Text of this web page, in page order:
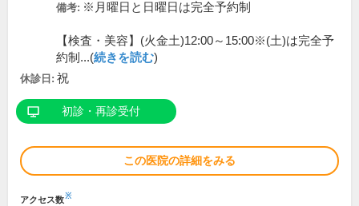
備考: ※月曜日と日曜日は完全予約制
【検査・美容】(火金土)12:00～15:00※(土)は完全予
約制...(続きを読む)
休診日: 祝
初診・再診受付
この医院の詳細をみる
アクセス数※